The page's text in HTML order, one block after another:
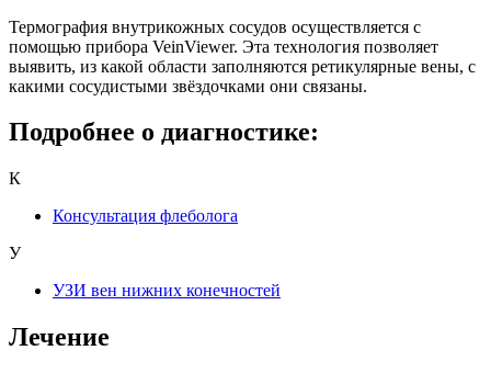
Термография внутрикожных сосудов осуществляется с
помощью прибора VeinViewer. Эта технология позволяет
выявить, из какой области заполняются ретикулярные вены, с
какими сосудистыми звёздочками они связаны.
Подробнее о диагностике:
К
Консультация флеболога
У
УЗИ вен нижних конечностей
Лечение